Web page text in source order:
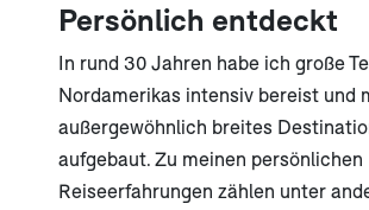
Persönlich entdeckt
In rund 30 Jahren habe ich große
Nordamerikas intensiv bereist und
außergewöhnlich breites
aufgebaut. Zu meinen persönlichen
Reiseerfahrungen zählen unter